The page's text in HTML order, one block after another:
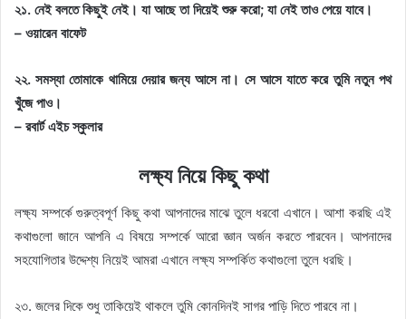
২১. নেই বলতে কিছুই নেই। যা আছে তা দিয়েই শুরু করো; যা নেই তাও পেয়ে যাবে।
– ওয়ারেন বাফেট
২২. সমস্যা তোমাকে থামিয়ে দেয়ার জন্য আসে না। সে আসে যাতে করে তুমি নতুন পথ
খুঁজে পাও।
– রবার্ট এইচ স্কুলার
লক্ষ্য নিয়ে কিছু কথা
লক্ষ্য সম্পর্কে গুরুত্বপূর্ণ কিছু কথা আপনাদের মাঝে তুলে ধরবো এখানে। আশা করছি এই
কথাগুলো জানে আপনি এ বিষয়ে সম্পর্কে আরো জ্ঞান অর্জন করতে পারবেন। আপনাদের
সহযোগিতার উদ্দেশ্য নিয়েই আমরা এখানে লক্ষ্য সম্পর্কিত কথাগুলো তুলে ধরছি।
২৩. জলের দিকে শুধু তাকিয়েই থাকলে তুমি কোনদিনই সাগর পাড়ি দিতে পারবে না।